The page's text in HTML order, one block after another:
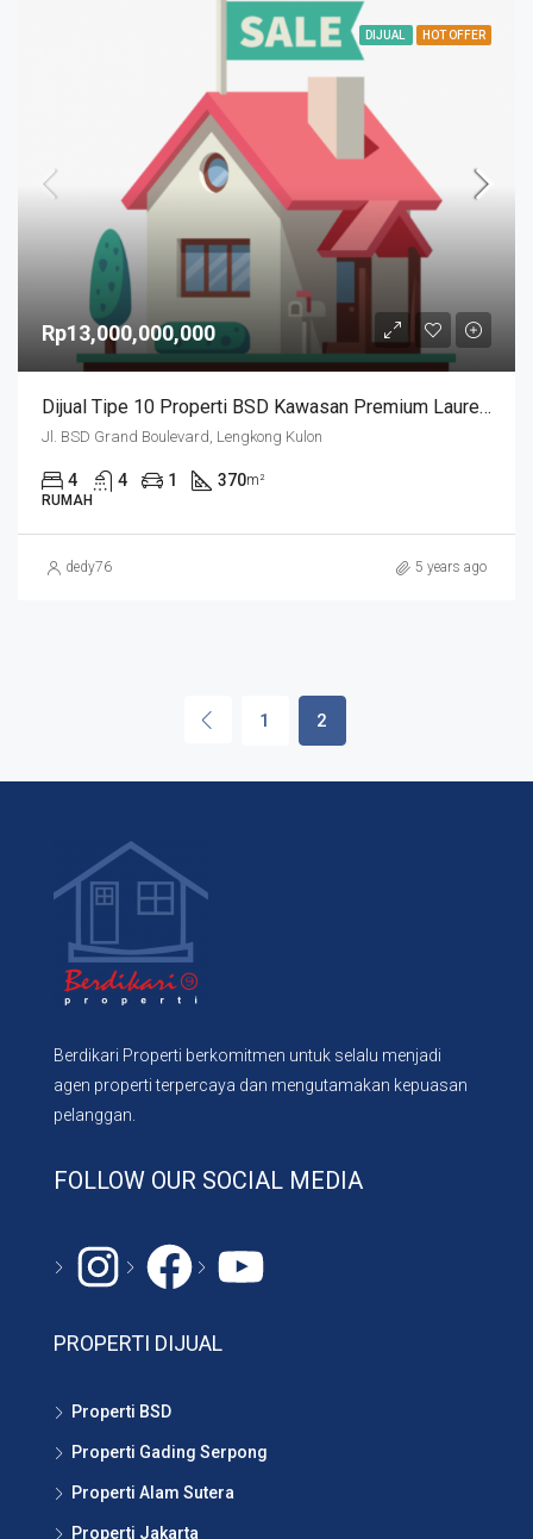
DIJUAL HOT OFFER
Rp13,000,000,000
Dijual Tipe 10 Properti BSD Kawasan Premium Laurel Navapark
Jl. BSD Grand Boulevard, Lengkong Kulon
4 4 1 370m²
RUMAH
dedy76 5 years ago
1 2
Berdikari Properti berkomitmen untuk selalu menjadi
agen properti terpercaya dan mengutamakan kepuasan
pelanggan.
FOLLOW OUR SOCIAL MEDIA
Instagram
# YouTube
PROPERTI DIJUAL
Properti BSD
Properti Gading Serpong
Properti Alam Sutera
Properti Jakarta